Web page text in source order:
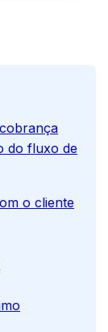
do fluxo de
o cliente